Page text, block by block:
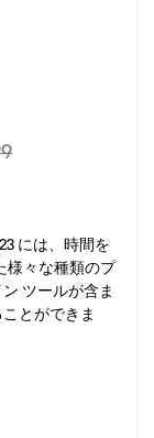
には、時間を
様々な種類のプ
ツールが含ま
とができま